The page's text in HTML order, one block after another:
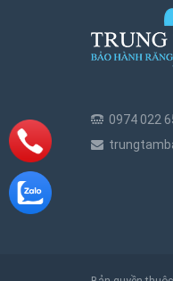
0974 022